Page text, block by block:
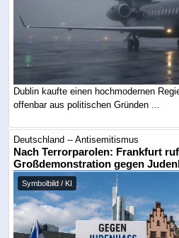
Dublin kaufte einen hochmodernen
offenbar aus politischen Gründen ...
Deutschland -- Antisemitismus
Nach Terrorparolen: Frankfurt
Großdemonstration gegen
Symbolbild / KI